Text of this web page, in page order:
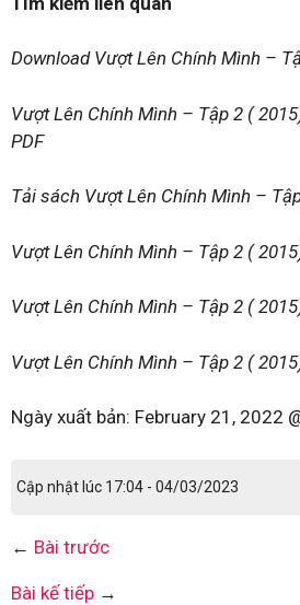
Download Vượt Lên Chính Mình –
Vượt Lên Chính Mình – Tập 2 (
PDF
Tải sách Vượt Lên Chính Mình –
Vượt Lên Chính Mình – Tập 2 (
Vượt Lên Chính Mình – Tập 2 (
Vượt Lên Chính Mình – Tập 2 (
Ngày xuất bản: February 21, 2022
Cập nhật lúc 17:04 - 04/03/2023
← Bài trước
Bài kế tiếp →